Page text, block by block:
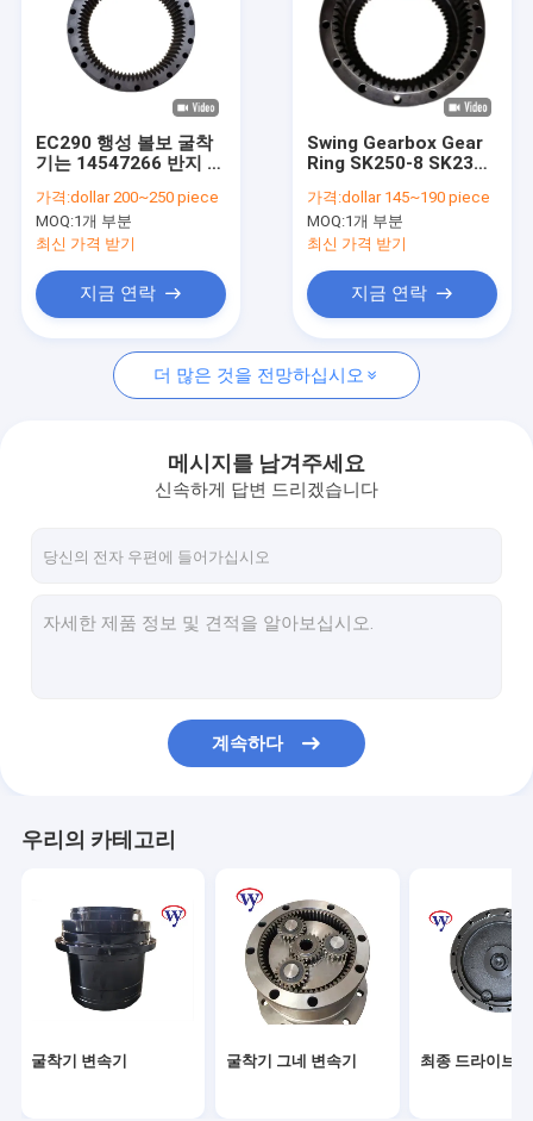
비디오
우리 에 관한 것
저희와 연락
뉴스
견적 요청
굴착기 변속기
굴착기 그네 변속기
행성 장치 운반대
굴삭기 수력 원동기
모터 변속기 부품
EC290 행성 볼보 굴착
기는 14547266 반지 장
니다
가격:dollar 200~250 piece
MOQ:1개 부분
최신 가격 받기
지금 연락
Swing Gearbox Gear
Ring SK250-8 SK230-
Ring Gear
LQ32W01005P1
가격:dollar 145~190 piece
MOQ:1개 부분
최신 가격 받기
지금 연락
더 많은 것을 전망하십시오
메시지를 남겨주세요
신속하게 답변 드리겠습니다
계속하다
우리의 카테고리
굴착기 변속기 굴착기 그네 변속기 최종 드라이브